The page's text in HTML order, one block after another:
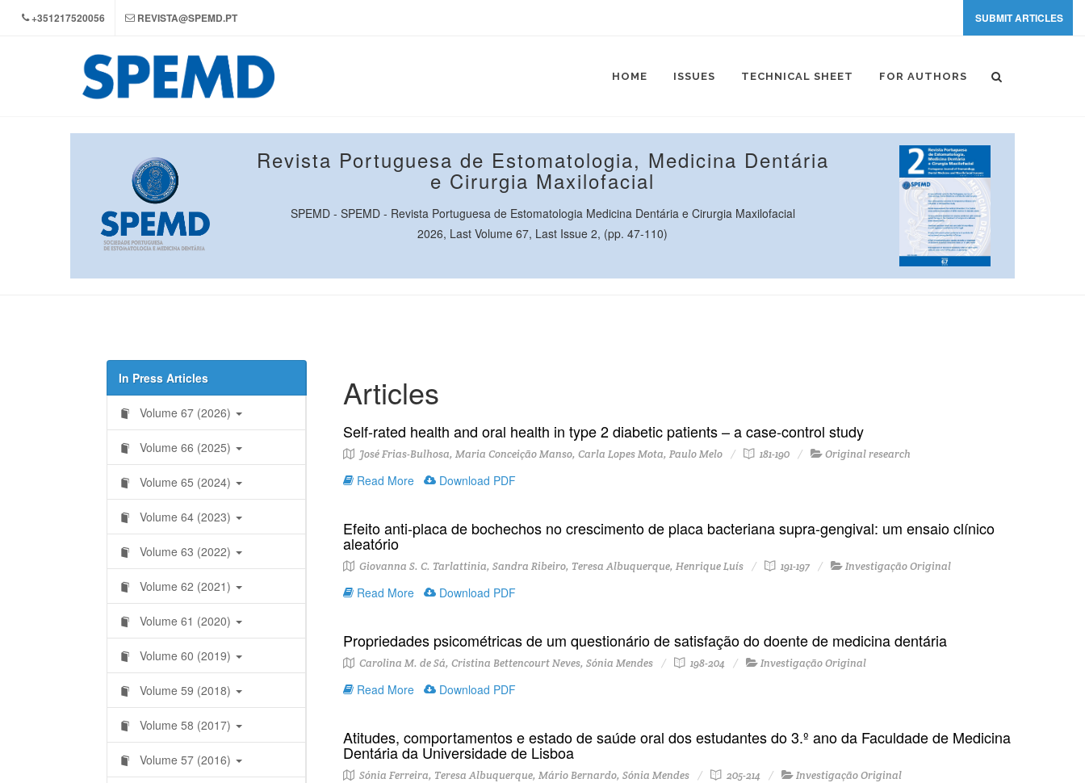
+351217520056 REVISTA@SPEMD.PT SUBMIT ARTICLES
HOME ISSUES TECHNICAL SHEET FOR AUTHORS
Revista Portuguesa de Estomatologia, Medicina Dentária
e Cirurgia Maxilofacial
SPEMD - SPEMD - Revista Portuguesa de Estomatologia Medicina Dentária e Cirurgia Maxilofacial
2026, Last Volume 67, Last Issue 2, (pp. 47-110)
In Press Articles
Volume 67 (2026)
Volume 66 (2025)
Volume 65 (2024)
Volume 64 (2023)
Volume 63 (2022)
Volume 62 (2021)
Volume 61 (2020)
Volume 60 (2019)
Volume 59 (2018)
Volume 58 (2017)
Volume 57 (2016)
Articles
Self-rated health and oral health in type 2 diabetic patients – a case-control study
José Frias-Bulhosa, Maria Conceição Manso, Carla Lopes Mota, Paulo Melo 181-190 Original research
Read More Download PDF
Efeito anti-placa de bochechos no crescimento de placa bacteriana supra-gengival: um ensaio clínico
aleatório
Giovanna S. C. Tarlattinia, Sandra Ribeiro, Teresa Albuquerque, Henrique Luís 191-197 Investigação Original
Read More Download PDF
Propriedades psicométricas de um questionário de satisfação do doente de medicina dentária
Carolina M. de Sá, Cristina Bettencourt Neves, Sónia Mendes 198-204 Investigação Original
Read More Download PDF
Atitudes, comportamentos e estado de saúde oral dos estudantes do 3.º ano da Faculdade de Medicina
Dentária da Universidade de Lisboa
Sónia Ferreira, Teresa Albuquerque, Mário Bernardo, Sónia Mendes 205-214 Investigação Original